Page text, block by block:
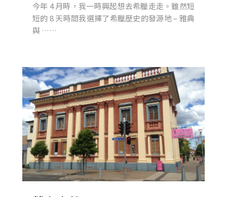
今年 4 月時，我一時興起想去希臘走走。雖然短
短的 8 天時間我選擇了希臘歷史的發源地 – 雅典
與 ……